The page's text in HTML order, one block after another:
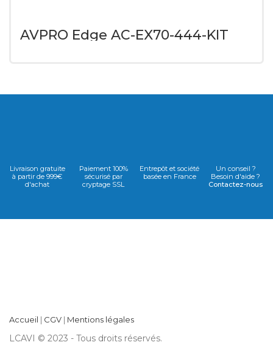
AVPRO Edge AC-EX70-444-KIT
Livraison gratuite
à partir de 999€
d'achat
Paiement 100%
sécurisé par
cryptage SSL
Entrepôt et société
basée en France
Un conseil ?
Besoin d'aide ?
Contactez-nous
Accueil | CGV | Mentions légales
LCAVI © 2023 - Tous droits réservés.